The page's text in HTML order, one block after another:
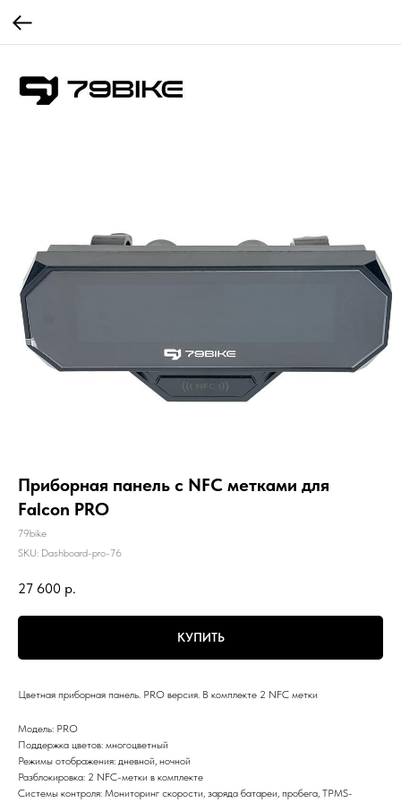
Приборная панель c NFC метками для
Falcon PRO
79bike
SKU: Dashboard-pro-76
27 600 р.
КУПИТЬ
Цветная приборная панель. PRO версия. В комплекте 2 NFC метки
Модель: PRO
Поддержка цветов: многоцветный
Режимы отображения: дневной, ночной
Разблокировка: 2 NFC-метки в комплекте
Системы контроля: Мониторинг скорости, заряда батареи, пробега, TPMS-